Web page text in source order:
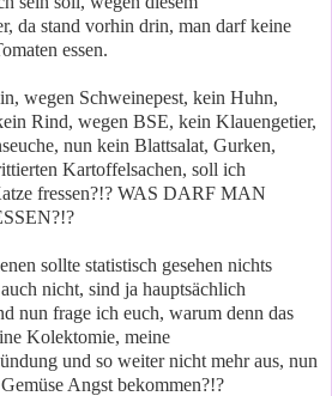
da stand vorhin drin, man darf keine
essen.
wegen Schweinepest, kein Huhn,
Rind, wegen BSE, kein Klauengetier,
nun kein Blattsalat, Gurken,
Kartoffelsachen, soll ich
fressen?!? WAS DARF MAN
sollte statistisch gesehen nichts
nicht, sind ja hauptsächlich
nun frage ich euch, warum denn das
Kolektomie, meine
und so weiter nicht mehr aus, nun
Angst bekommen?!?